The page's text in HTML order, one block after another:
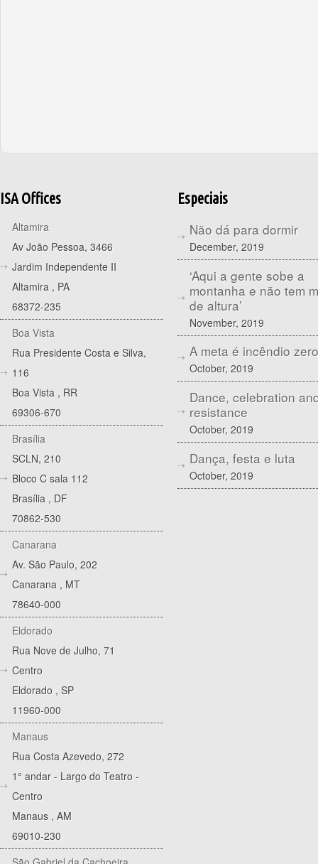
ISA Offices
Altamira
Av João Pessoa, 3466
Jardim Independente II
Altamira , PA
68372-235
Boa Vista
Rua Presidente Costa e Silva,
116
Boa Vista , RR
69306-670
Brasília
SCLN, 210
Bloco C sala 112
Brasília , DF
70862-530
Canarana
Av. São Paulo, 202
Canarana , MT
78640-000
Eldorado
Rua Nove de Julho, 71
Centro
Eldorado , SP
11960-000
Manaus
Rua Costa Azevedo, 272
1° andar - Largo do Teatro -
Centro
Manaus , AM
69010-230
Especiais
Não dá para dormir
December, 2019
‘Aqui a gente sobe a
montanha e não tem
de altura’
November, 2019
A meta é incêndio zero
October, 2019
Dance, celebration
resistance
October, 2019
Dança, festa e luta
October, 2019